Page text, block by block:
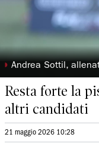
◗ Andrea Sottil,
Resta forte la
altri candidati
21 maggio 2026 10:28